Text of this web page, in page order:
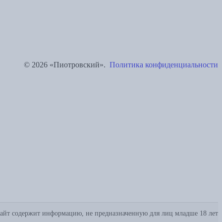
© 2026 «Пиотровский». Политика конфиденциальности
содержит информацию, не предназначенную для лиц младше 18 лет